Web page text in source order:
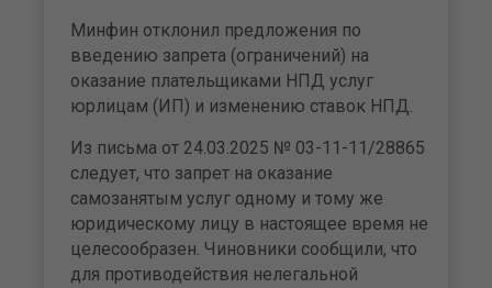
Минфин отклонил предложения по
введению запрета (ограничений) на
оказание плательщиками НПД услуг
юрлицам (ИП) и изменению ставок НПД.
Из письма от 24.03.2025 № 03-11-11/28865
следует, что запрет на оказание
самозанятым услуг одному и тому же
юридическому лицу в настоящее время не
целесообразен. Чиновники сообщили, что
для противодействия нелегальной